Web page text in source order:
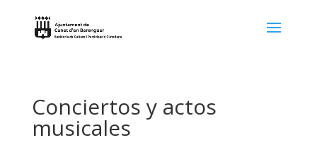
Conciertos y actos
musicales